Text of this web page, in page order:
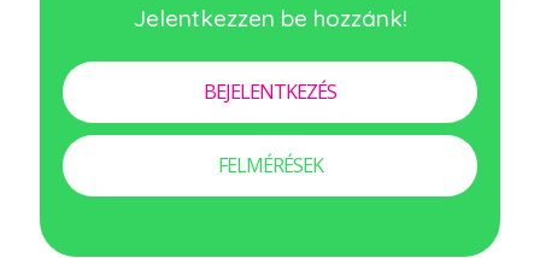
Jelentkezzen be hozzánk!
BEJELENTKEZÉS
FELMÉRÉSEK